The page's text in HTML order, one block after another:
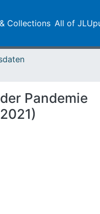
Collections All of
Pandemie